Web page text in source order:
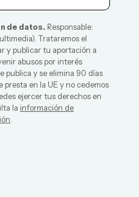
de datos. Responsable:
). Trataremos el
y publicar tu aportación a
abusos por interés
publica y se elimina 90 días
presta en la UE y no cedemos
ejercer tus derechos en
la información de
.